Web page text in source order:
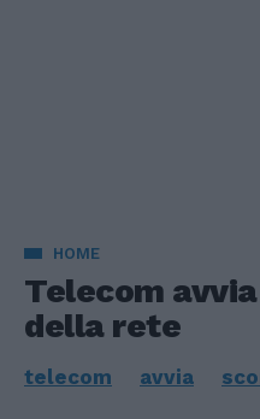
HOME
Telecom
della rete
telecom avvia